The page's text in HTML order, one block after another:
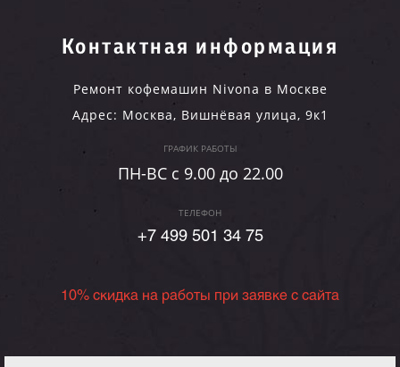
Контактная информация
Ремонт кофемашин Nivona в Москве
Адрес: Москва, Вишнёвая улица, 9к1
ГРАФИК РАБОТЫ
ПН-ВC c 9.00 до 22.00
ТЕЛЕФОН
+7 499 501 34 75
10% скидка на работы при заявке с сайта